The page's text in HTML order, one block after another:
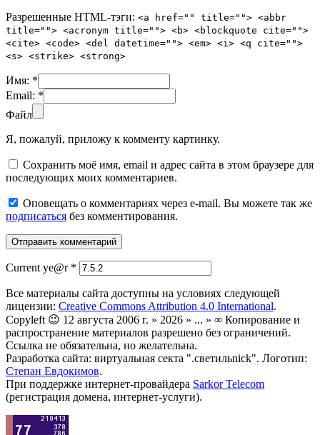
Разрешенные HTML-тэги: <a href="" title=""> <abbr
title=""> <acronym title=""> <b> <blockquote cite="">
<cite> <code> <del datetime=""> <em> <i> <q cite="">
<s> <strike> <strong>
Имя: *
Email: *
Файл
Я, пожалуй, приложу к комменту картинку.
Сохранить моё имя, email и адрес сайта в этом браузере для
последующих моих комментариев.
Оповещать о комментариях через e-mail. Вы можете так же
подписаться без комментирования.
Current ye@r *
Все материалы сайта доступны на условиях следующей
лицензии: Creative Commons Attribution 4.0 International.
Copyleft 😉 12 августа 2006 г. » 2026 » ... » ∞ Копирование и
распространение материалов разрешено без ограничений.
Ссылка не обязательна, но желательна.
Разработка сайта: виртуальная секта ".светильnick". Логотип:
Степан Евдокимов.
При поддержке интернет-провайдера Sarkor Telecom
(регистрация домена, интернет-услуги).